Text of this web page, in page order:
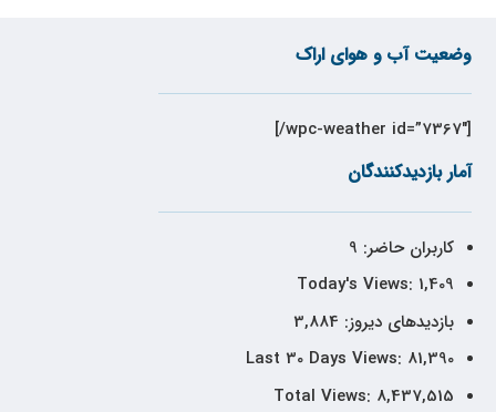
وضعیت آب و هوای اراک
[wpc-weather id=”7367″/]
آمار بازدیدکنندگان
کاربران حاضر: 9
Today's Views: 1,409
بازدیدهای دیروز: 3,884
Last 30 Days Views: 81,390
Total Views: 8,437,515